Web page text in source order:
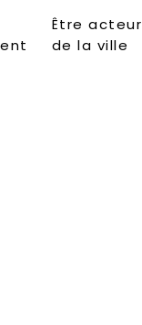
Être acteur
de la ville